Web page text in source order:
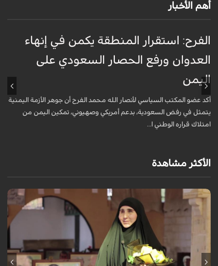
أهم الأخبار
الفرح: استقرار المنطقة يكمن في إنهاء
العدوان ورفع الحصار السعودي على
اليمن
أكد عضو المكتب السياسي لأنصار الله محمد الفرح أن جوهر الأزمة اليمنية
يتمثل في رفض السعودية، بدعم أمريكي وصهيوني، تمكين اليمن من
امتلاك قراره الوطني ا...
الأكثر مشاهدة
برنامج "بالعين المجردة" هو توثيق إنسانيٌّ شجاعٌ للحياة تحت وطأة الحرب،